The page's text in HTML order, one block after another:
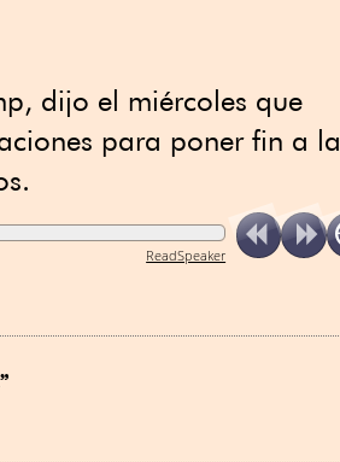
dijo el miércoles que
para poner fin a la
ReadSpeaker